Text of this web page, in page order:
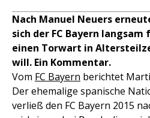
Nach Manuel Neuers
sich der FC Bayern langsam
einen Torwart in
will. Ein Kommentar.
Vom FC Bayern berichtet
Der ehemalige spanische
verließ den FC Bayern 2015